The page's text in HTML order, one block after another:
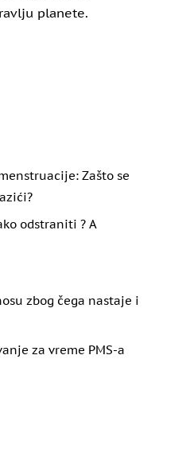
planete.
Zašto se
odstraniti ? A
zbog čega nastaje i
za vreme PMS-a